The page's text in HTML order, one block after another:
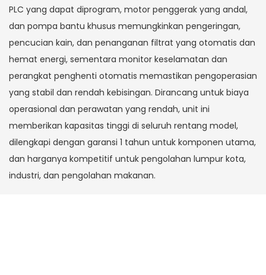
PLC yang dapat diprogram, motor penggerak yang andal,
dan pompa bantu khusus memungkinkan pengeringan,
pencucian kain, dan penanganan filtrat yang otomatis dan
hemat energi, sementara monitor keselamatan dan
perangkat penghenti otomatis memastikan pengoperasian
yang stabil dan rendah kebisingan. Dirancang untuk biaya
operasional dan perawatan yang rendah, unit ini
memberikan kapasitas tinggi di seluruh rentang model,
dilengkapi dengan garansi 1 tahun untuk komponen utama,
dan harganya kompetitif untuk pengolahan lumpur kota,
industri, dan pengolahan makanan.